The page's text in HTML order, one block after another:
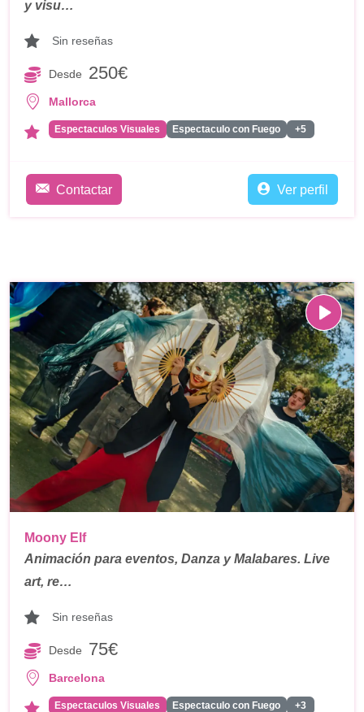
y visu…
Sin reseñas
Desde 250€
Mallorca
Espectaculos Visuales Espectaculo con Fuego +5
Contactar Ver perfil
Moony Elf
Animación para eventos, Danza y Malabares. Live
art, re…
Sin reseñas
Desde 75€
Barcelona
Espectaculos Visuales Espectaculo con Fuego +3